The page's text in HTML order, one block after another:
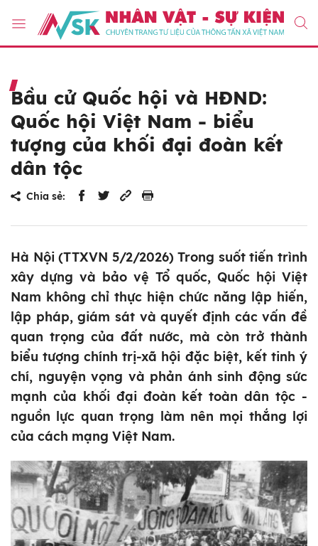
Bầu cử Quốc hội và HĐND:
Quốc hội Việt Nam - biểu
tượng của khối đại đoàn kết
dân tộc
Chia sẻ:
Hà Nội (TTXVN 5/2/2026) Trong suốt tiến trình
xây dựng và bảo vệ Tổ quốc, Quốc hội Việt
Nam không chỉ thực hiện chức năng lập hiến,
lập pháp, giám sát và quyết định các vấn đề
quan trọng của đất nước, mà còn trở thành
biểu tượng chính trị-xã hội đặc biệt, kết tinh ý
chí, nguyện vọng và phản ánh sinh động sức
mạnh của khối đại đoàn kết toàn dân tộc -
nguồn lực quan trọng làm nên mọi thắng lợi
của cách mạng Việt Nam.